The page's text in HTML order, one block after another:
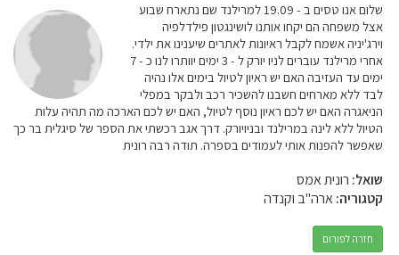
שלום אנו טסים ב - 19.09 למרילנד שם נתארח שבוע
אצל משפחה הם יקחו אותנו לושינגטון פילדלפיה
וירג'יניה אשמח לקבל ראיונות לאתרים שיענינו את ילדי.
אחרי מרילנד עוברים לניו יורק ל - 3 ימים יוותרו לנו כ - 7
ימים עד העזיבה האם יש ראיון לטיול בימים אלו נהיה
לבד ללא מארחים חשבנו להשכיר רכב ולבקר במפלי
הניאגרה האם יש לכם ראיון נוסף לטיול, האם יש לכם הארכה מה תהיה עלות
הטיול ללא לינה במרילנד ובניויורק. דרך אגב רכשתי את הספר של סיגלית בר כך
שאפשר להפנות אותי לעמודים בספרה. תודה רבה רונית
שואל: רונית אמס
קטגוריה:ארה"ב וקנדה
חזרה לפורום